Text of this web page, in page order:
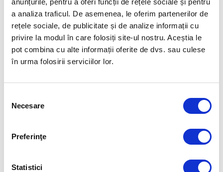
anunțurile, pentru a oferi funcții de rețele sociale și pentru
a analiza traficul. De asemenea, le oferim partenerilor de
rețele sociale, de publicitate și de analize informații cu
privire la modul în care folosiți site-ul nostru. Aceștia le
pot combina cu alte informații oferite de dvs. sau culese
în urma folosirii serviciilor lor.
consimțământului
Necesare
Preferinţe
Statistici
Poveste de succes: Program de
management Eberspaecher Controls